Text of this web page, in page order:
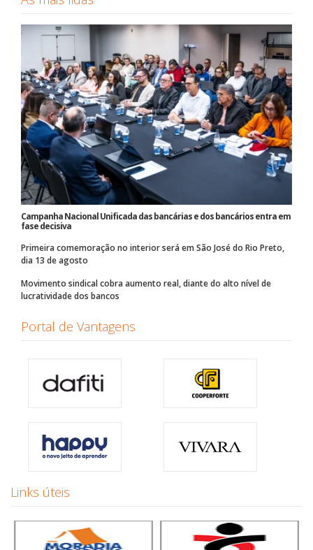
Campanha Nacional Unificada das bancárias e dos bancários entra em
fase decisiva
Primeira comemoração no interior será em São José do Rio Preto,
dia 13 de agosto
Movimento sindical cobra aumento real, diante do alto nível de
lucratividade dos bancos
Portal de Vantagens
Links úteis